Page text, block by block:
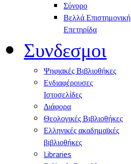
Σύνορο
Βελλά Επιστημονική
Επετηρίδα
Συνδεσμοι
Ψηφιακές Βιβλιοθήκες
Ενδιαφέρουσες
Ιστοσελίδες
Διάφορα
Θεολογικές Βιβλιοθήκες
Ελληνικές ακαδημαϊκές
βιβλιοθήκες
Libraries